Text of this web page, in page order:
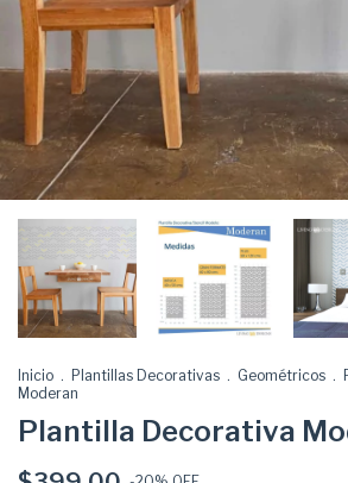
Inicio . Plantillas Decorativas . Geométricos .
Moderan
Plantilla Decorativa